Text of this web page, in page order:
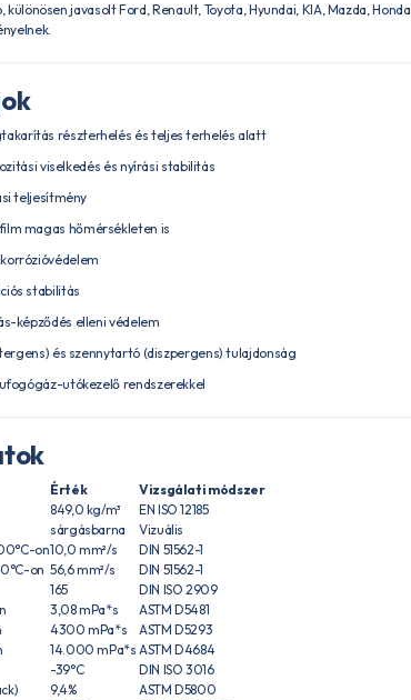
javasolt Ford, Renault, Toyota, Hyundai, KIA, Mazda,
részterhelés és teljes terhelés alatt
viselkedés és nyírási stabilitás
teljesítmény
magas hőmérsékleten is
stabilitás
képződés elleni védelem
és szennytartó (diszpergens) tulajdonság
utókezelő rendszerekkel
Érték
Vizsgálati módszer
849,0 kg/m³
EN ISO 12185
sárgásbarna
Vizuális
on10,0 mm²/s
DIN 51562-1
on 56,6 mm²/s
DIN 51562-1
165
DIN ISO 2909
3,08 mPa*s
ASTM D5481
4300 mPa*s
ASTM D5293
14.000 mPa*s ASTM D4684
-39°C
DIN ISO 3016
9,4%
ASTM D5800